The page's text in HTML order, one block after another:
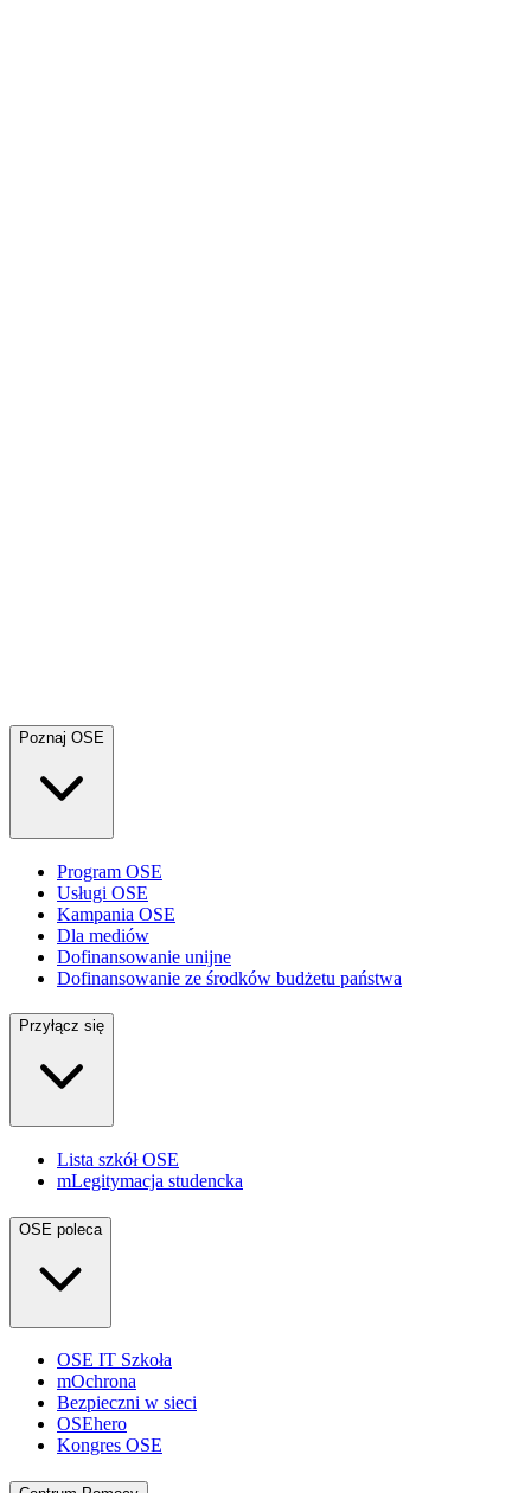
Poznaj OSE
Program OSE
Usługi OSE
Kampania OSE
Dla mediów
Dofinansowanie unijne
Dofinansowanie ze środków budżetu państwa
Przyłącz się
Lista szkół OSE
mLegitymacja studencka
OSE poleca
OSE IT Szkoła
mOchrona
Bezpieczni w sieci
OSEhero
Kongres OSE